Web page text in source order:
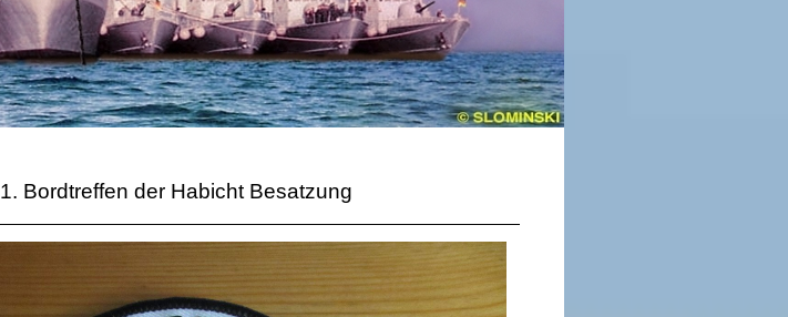
1. Bordtreffen der Habicht Besatzung